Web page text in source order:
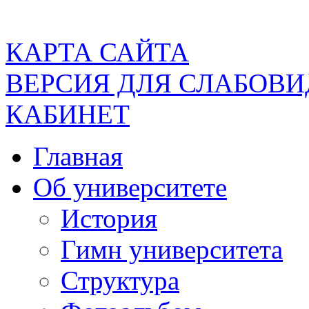
КАРТА САЙТА
ВЕРСИЯ ДЛЯ
КАБИНЕТ
Главная
Об университете
История
Гимн университета
Структура